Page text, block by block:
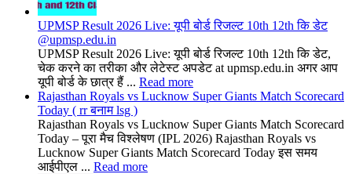
UPMSP Result 2026 Live: यूपी बोर्ड रिजल्ट 10th 12th कि डेट
@upmsp.edu.in
UPMSP Result 2026 Live: यूपी बोर्ड रिजल्ट 10th 12th कि डेट,
चेक करने का तरीका और लेटेस्ट अपडेट at upmsp.edu.in अगर आप
यूपी बोर्ड के छात्र हैं ... Read more
Rajasthan Royals vs Lucknow Super Giants Match Scorecard
Today ( rr बनाम lsg )
Rajasthan Royals vs Lucknow Super Giants Match Scorecard
Today – पूरा मैच विश्लेषण (IPL 2026) Rajasthan Royals vs
Lucknow Super Giants Match Scorecard Today इस समय
आईपीएल ... Read more